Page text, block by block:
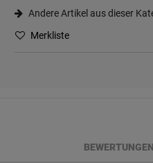
Andere Artikel aus dieser
Merkliste
BEWERTUNGEN